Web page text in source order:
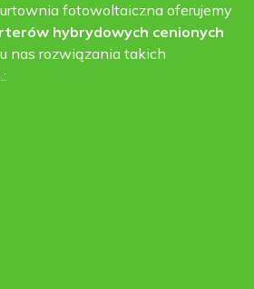
fotowoltaiczna oferujemy
hybrydowych cenionych
nas rozwiązania takich